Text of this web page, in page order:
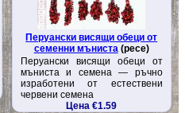
Перуански висящи обеци от
семенни мъниста(pece)
Перуански висящи обеци от
мъниста и семена — ръчно
изработени от естествени
червени семена
Цена €1.59